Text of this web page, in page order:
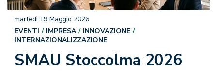
SMAU Stoccolma 2026
martedì 19 Maggio 2026
EVENTI
IMPRESA
INNOVAZIONE
INTERNAZIONALIZZAZIONE